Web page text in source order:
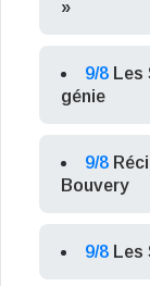
»
9/8 Les
génie
9/8
Bouvery
9/8 Les